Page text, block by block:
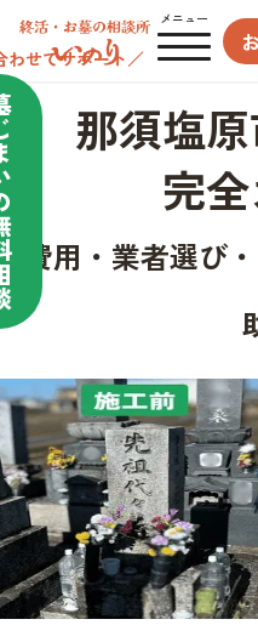
メニュー
わせてサポート／
那須塩
完
費用・業者選び